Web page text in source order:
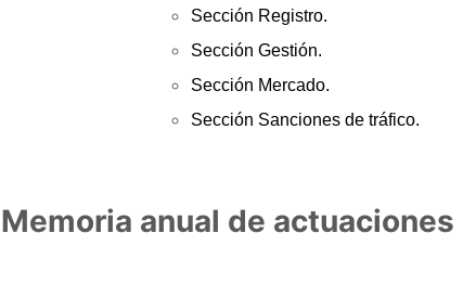
Sección Registro.
Sección Gestión.
Sección Mercado.
Sección Sanciones de tráfico.
Memoria anual de actuaciones